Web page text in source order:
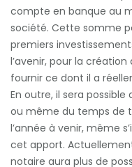
compte en banque au
société. Cette somme
premiers
l’avenir, pour la création
fournir ce dont il a
En outre, il sera
ou même du temps de
l’année à venir, même
cet apport.
notaire aura plus de